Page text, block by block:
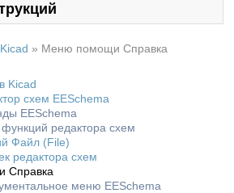
Kicad » Меню помощи Справка
Kicad
схем EESchema
EESchema
редактора схем
Файл (File)
редактора схем
Справка
меню EESchema